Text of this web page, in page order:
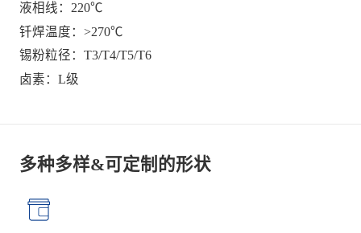
液相线：220℃
钎焊温度：>270℃
锡粉粒径：T3/T4/T5/T6
卤素：L级
多种多样&可定制的形状